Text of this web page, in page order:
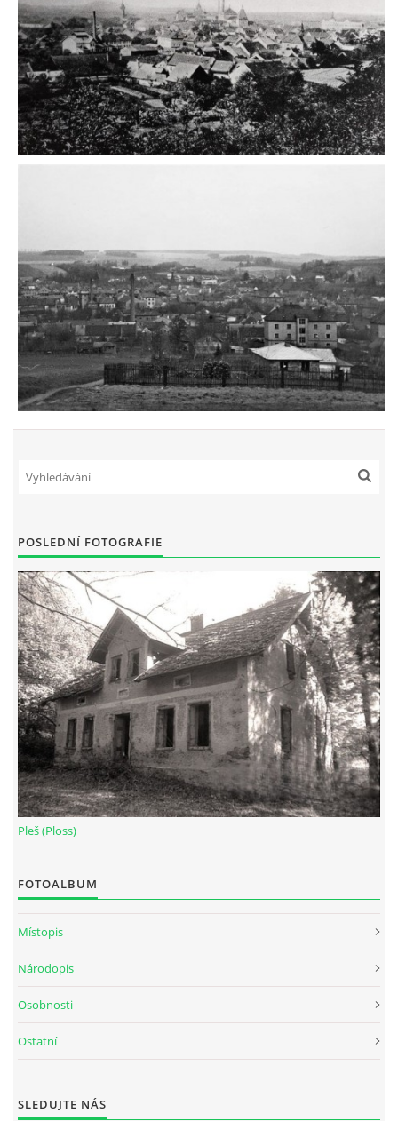
POSLEDNÍ FOTOGRAFIE
Pleš (Ploss)
FOTOALBUM
Místopis
Národopis
Osobnosti
Ostatní
SLEDUJTE NÁS